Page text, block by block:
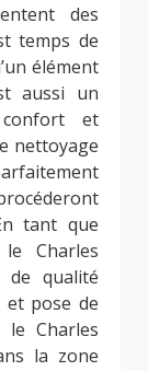
des
temps de
élément
aussi un
et
nettoyage
tant que
Charles
de qualité
et pose de
le Charles
la zone